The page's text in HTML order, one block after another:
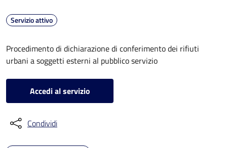
Servizio attivo
Procedimento di dichiarazione di conferimento dei rifiuti
urbani a soggetti esterni al pubblico servizio
Accedi al servizio
Condividi